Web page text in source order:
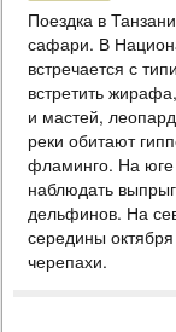
НА
ТАНЗАНИЯ
Safari
Откройте заново
еще мало, отели
антилопами уже
белый песок. В
самую высокую
вас ждет теплый
время
Поездка в
сафари. В
встречается с
встретить
и мастей,
реки обитают
фламинго. На
наблюдать
дельфинов. На
середины
черепахи.